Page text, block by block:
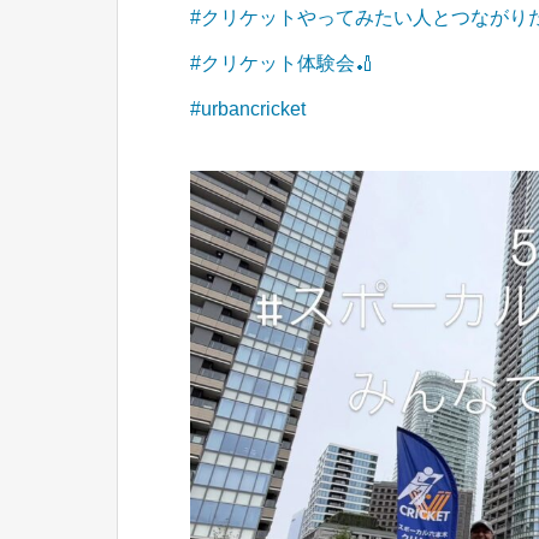
#クリケットやってみたい人とつながり
#クリケット体験会🏏
#urbancricket